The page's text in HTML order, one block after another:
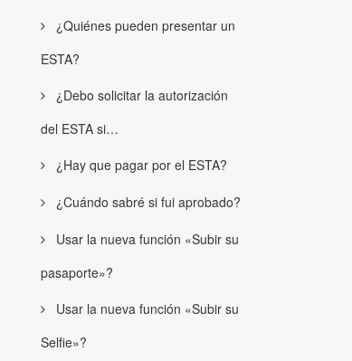
¿Quiénes pueden presentar un
ESTA?
¿Debo solicitar la autorización
del ESTA si…
¿Hay que pagar por el ESTA?
¿Cuándo sabré si fui aprobado?
Usar la nueva función «Subir su
pasaporte»?
Usar la nueva función «Subir su
Selfie»?